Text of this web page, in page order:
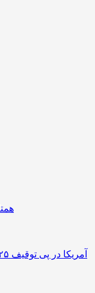
آمریکا در پی توقیف ۲۵ میلیون دلار رمزارز حاصل از کلاهبرداری‌های عاشقانه است